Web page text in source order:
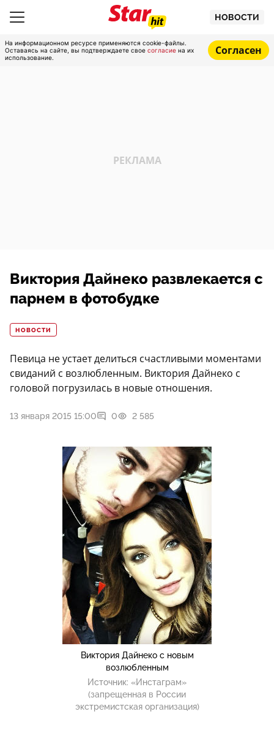
НОВОСТИ
На информационном ресурсе применяются cookie-файлы.
Оставаясь на сайте, вы подтверждаете свое согласие на их
использование.
Согласен
Виктория Дайнеко развлекается с
парнем в фотобудке
НОВОСТИ
Певица не устает делиться счастливыми моментами
свиданий с возлюбленным. Виктория Дайнеко с
головой погрузилась в новые отношения.
13 января 2015 15:00 0 2 585
Виктория Дайнеко с новым
возлюбленным
Источник: «Инстаграм»
(запрещенная в России
экстремистская организация)